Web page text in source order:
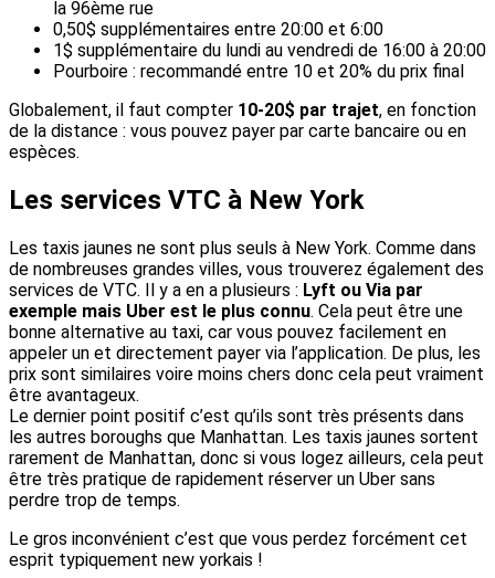
la 96ème rue
0,50$ supplémentaires entre 20:00 et 6:00
1$ supplémentaire du lundi au vendredi de 16:00 à 20:00
Pourboire : recommandé entre 10 et 20% du prix final
Globalement, il faut compter 10-20$ par trajet, en fonction
de la distance : vous pouvez payer par carte bancaire ou en
espèces.
Les services VTC à New York
Les taxis jaunes ne sont plus seuls à New York. Comme dans
de nombreuses grandes villes, vous trouverez également des
services de VTC. Il y a en a plusieurs : Lyft ou Via par
exemple mais Uber est le plus connu. Cela peut être une
bonne alternative au taxi, car vous pouvez facilement en
appeler un et directement payer via l’application. De plus, les
prix sont similaires voire moins chers donc cela peut vraiment
être avantageux.
Le dernier point positif c’est qu’ils sont très présents dans
les autres boroughs que Manhattan. Les taxis jaunes sortent
rarement de Manhattan, donc si vous logez ailleurs, cela peut
être très pratique de rapidement réserver un Uber sans
perdre trop de temps.
Le gros inconvénient c’est que vous perdez forcément cet
esprit typiquement new yorkais !